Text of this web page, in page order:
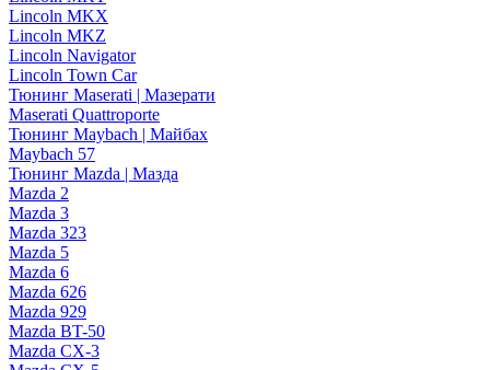
Lincoln MKX
Lincoln MKZ
Lincoln Navigator
Lincoln Town Car
Тюнинг Maserati | Мазерати
Maserati Quattroporte
Тюнинг Maybach | Майбах
Maybach 57
Тюнинг Mazda | Мазда
Mazda 2
Mazda 3
Mazda 323
Mazda 5
Mazda 6
Mazda 626
Mazda 929
Mazda BT-50
Mazda CX-3